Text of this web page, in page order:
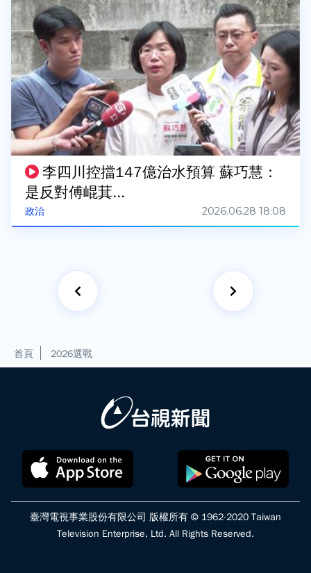
政治
李四川控擋147億治水預算 蘇巧慧：
是反對傅崐萁...
2026.06.28 18:08
首頁 2026選戰
臺灣電視事業股份有限公司 版權所有 © 1962-2020 Taiwan
Television Enterprise, Ltd. All Rights Reserved.